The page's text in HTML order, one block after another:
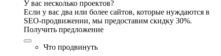
У вас несколько проектов?
Если у вас два или более сайтов, которые нуждаются в
SEO-продвижении, мы предоставим скидку 30%.
Получить предложение
Что продвинуть